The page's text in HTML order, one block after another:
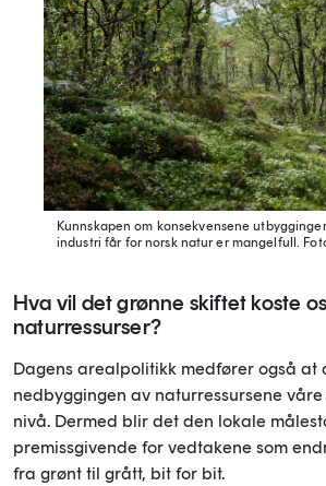
Kunnskapen om konsekvensene
industri får for norsk natur er mangelfull.
Hva vil det grønne skiftet koste
naturressurser?
Dagens arealpolitikk medfører også at
nedbyggingen av naturressursene
nivå. Dermed blir det den lokale
premissgivende for vedtakene som
fra grønt til grått, bit for bit.